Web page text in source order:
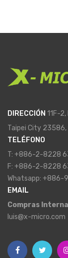
DIRECCIÓN 11F-
Taipei City 23586,
TELÉFONO
T: +886-2-8228
F: +886-2-8228
Whatsapp: +886-
EMAIL
Compras
luis@x-micro.com